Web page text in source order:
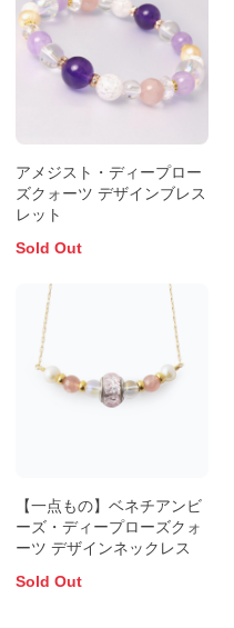
アメジスト・ディープロー
ズクォーツ デザインブレス
レット
Sold Out
【一点もの】ベネチアンビ
ーズ・ディープローズクォ
ーツ デザインネックレス
Sold Out